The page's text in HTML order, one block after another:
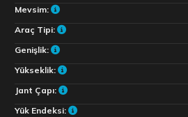
Mevsim:
Araç Tipi:
Genişlik:
Yükseklik:
Jant Çapı:
Yük Endeksi: